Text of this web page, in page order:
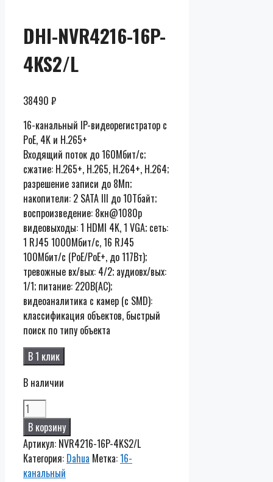
DHI-NVR4216-16P-
4KS2/L
38490 ₽
16-канальный IP-видеорегистратор с
PoE, 4K и H.265+
Входящий поток до 160Мбит/с;
сжатие: H.265+, H.265, H.264+, H.264;
разрешение записи до 8Мп;
накопители: 2 SATA III до 10Тбайт;
воспроизведение: 8кн@1080p
видеовыходы: 1 HDMI 4K, 1 VGA; cеть:
1 RJ45 1000Мбит/с, 16 RJ45
100Мбит/с (PoE/PoE+, до 117Вт);
тревожные вх/вых: 4/2; aудиовх/вых:
1/1; питание: 220В(AC);
видеоаналитика с камер (с SMD):
классификация объектов, быстрый
поиск по типу объекта
В 1 клик
В наличии
Количество
DHI-
NVR4216-
16P-
4KS2/L
В корзину
Артикул: NVR4216-16P-4KS2/L
Категория: Dahua Метка:16-
канальный